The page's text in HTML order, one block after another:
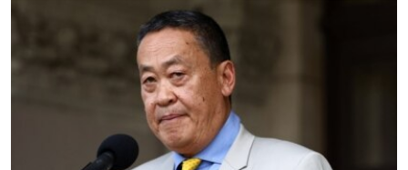
ອິດສະຫຼະພາບດ້ານການຂ່າວ
ວິທະຍາສາດ-ເທັກໂນໂລຈີ